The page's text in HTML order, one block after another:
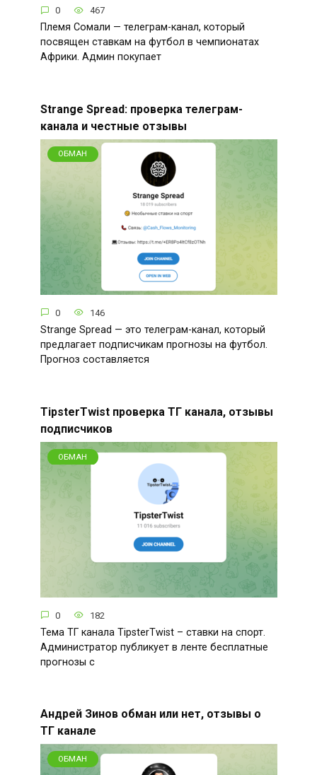
0 467
Племя Сомали — телеграм-канал, который
посвящен ставкам на футбол в чемпионатах
Африки. Админ покупает
Strange Spread: проверка телеграм-
канала и честные отзывы
ОБМАН
0 146
Strange Spread — это телеграм-канал, который
предлагает подписчикам прогнозы на футбол.
Прогноз составляется
TipsterTwist проверка ТГ канала, отзывы
подписчиков
ОБМАН
0 182
Тема ТГ канала TipsterTwist – ставки на спорт.
Администратор публикует в ленте бесплатные
прогнозы с
Андрей Зинов обман или нет, отзывы о
ТГ канале
ОБМАН